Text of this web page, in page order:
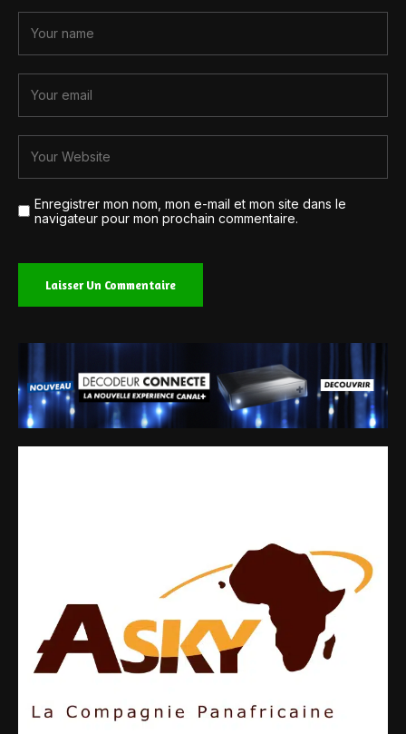
Enregistrer mon nom, mon e-mail et mon site dans le
navigateur pour mon prochain commentaire.